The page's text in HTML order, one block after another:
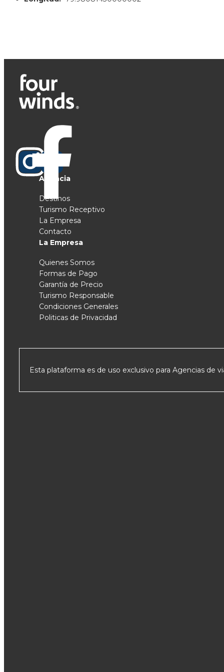
Agencia
Destinos
Turismo Receptivo
La Empresa
Contacto
La Empresa
Quienes Somos
Formas de Pago
Garantía de Precio
Turismo Responsable
Condiciones Generales
Politicas de Privacidad
Esta plataforma es de uso exclusivo para Agencias de